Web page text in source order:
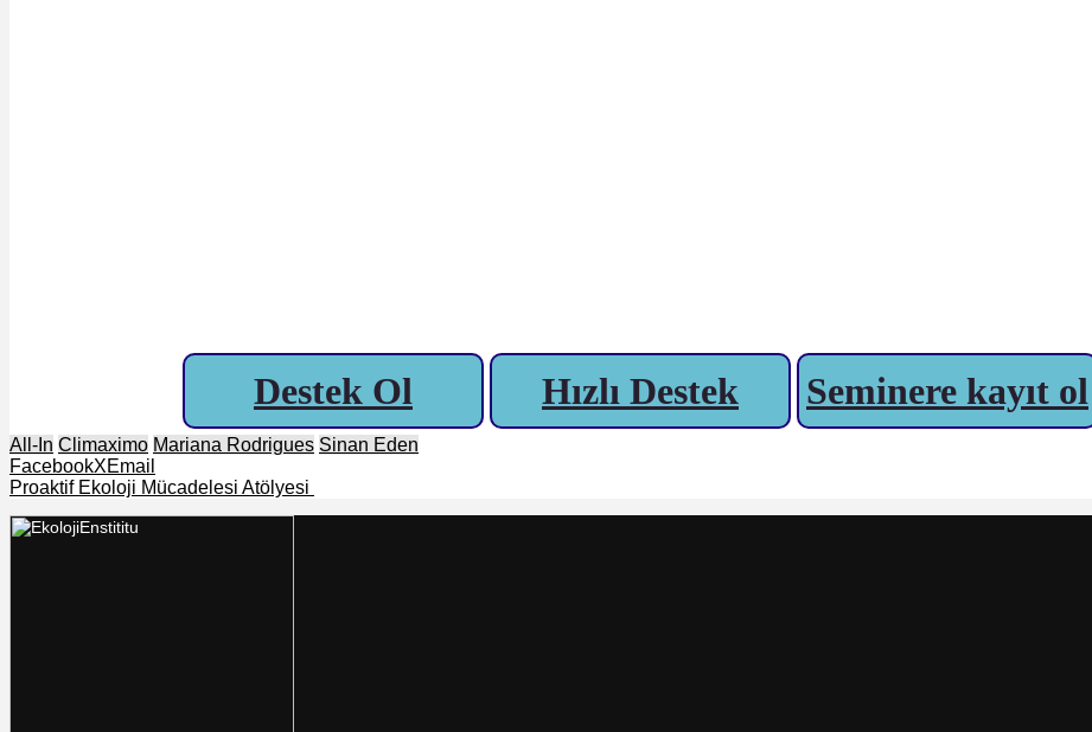
Destek Ol Hızlı Destek Seminere kayıt ol
All-In Climaximo Mariana Rodrigues Sinan Eden
FacebookXEmail
Proaktif Ekoloji Mücadelesi Atölyesi